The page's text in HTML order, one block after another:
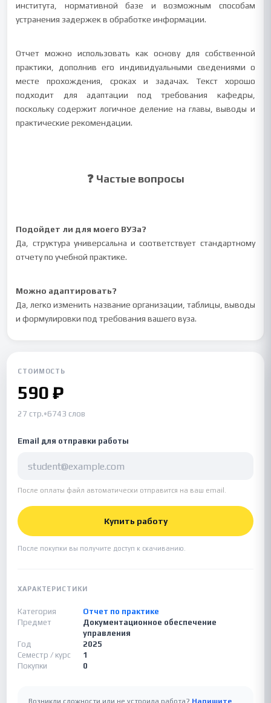
института, нормативной базе и возможным способам
устранения задержек в обработке информации.
Отчет можно использовать как основу для собственной
практики, дополнив его индивидуальными сведениями о
месте прохождения, сроках и задачах. Текст хорошо
подходит для адаптации под требования кафедры,
поскольку содержит логичное деление на главы, выводы и
практические рекомендации.
❓ Частые вопросы
Подойдет ли для моего ВУЗа?
Да, структура универсальна и соответствует стандартному
отчету по учебной практике.
Можно адаптировать?
Да, легко изменить название организации, таблицы, выводы
и формулировки под требования вашего вуза.
СТОИМОСТЬ
590 ₽
27 стр.•6743 слов
Email для отправки работы
После оплаты файл автоматически отправится на ваш email.
Купить работу
После покупки вы получите доступ к скачиванию.
ХАРАКТЕРИСТИКИ
Категория
Отчет по практике
Предмет
Документационное обеспечение
управления
Год
2025
Семестр / курс
1
Покупки
0
Возникли сложности или не устроила работа? Напишите